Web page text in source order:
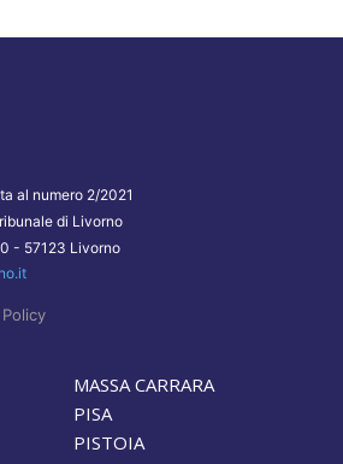
al numero 2/2021
di Livorno
- 57123 Livorno
MASSA CARRARA
PISA
PISTOIA